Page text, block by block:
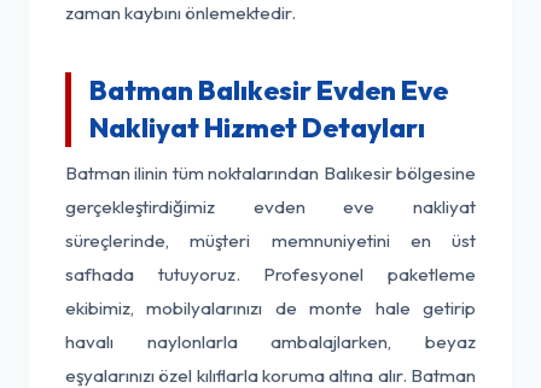
zaman kaybını önlemektedir.
Batman Balıkesir Evden Eve
Nakliyat Hizmet Detayları
Batman ilinin tüm noktalarından Balıkesir bölgesine
gerçekleştirdiğimiz evden eve nakliyat
süreçlerinde, müşteri memnuniyetini en üst
safhada tutuyoruz. Profesyonel paketleme
ekibimiz, mobilyalarınızı de monte hale getirip
havalı naylonlarla ambalajlarken, beyaz
eşyalarınızı özel kılıflarla koruma altına alır. Batman